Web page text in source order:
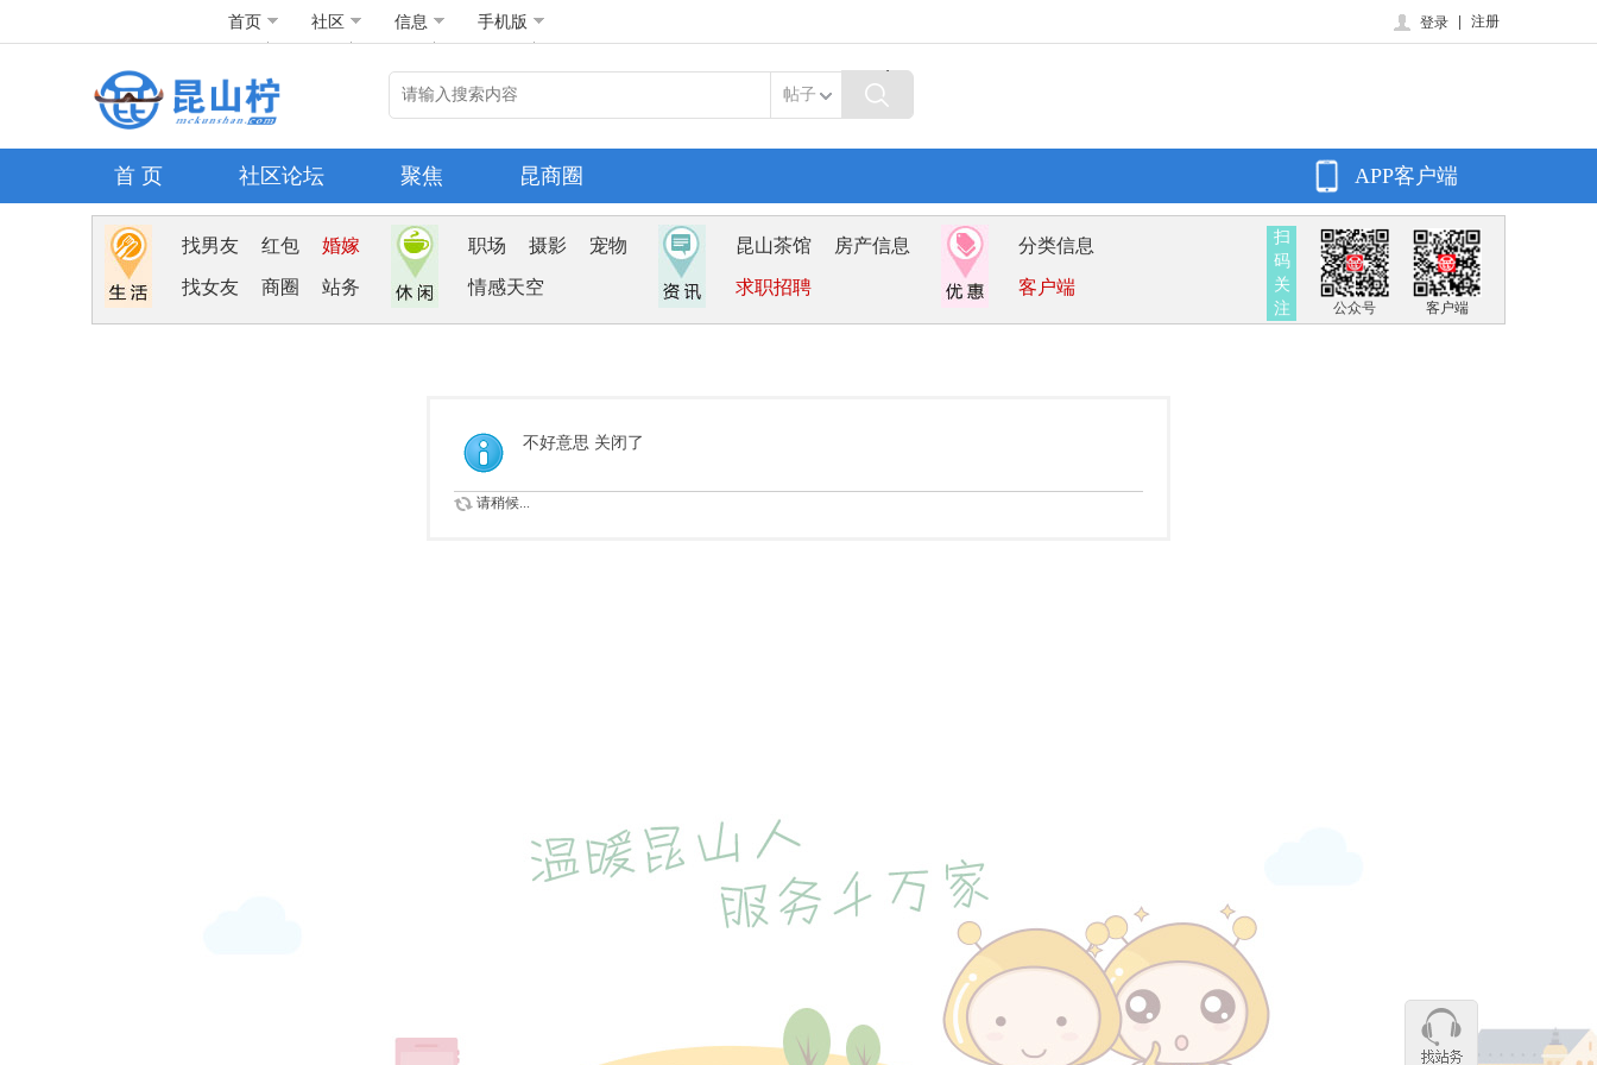
首页 社区 信息 手机版 登录 注册
帖子
首 页 社区论坛 聚焦 昆商圈 APP客户端
找男友 红包 婚嫁
找女友 商圈 站务
职场 摄影 宠物
情感天空
昆山茶馆 房产信息
求职招聘
分类信息
客户端
扫
码
关
注
公众号 客户端
不好意思 关闭了
请稍候...